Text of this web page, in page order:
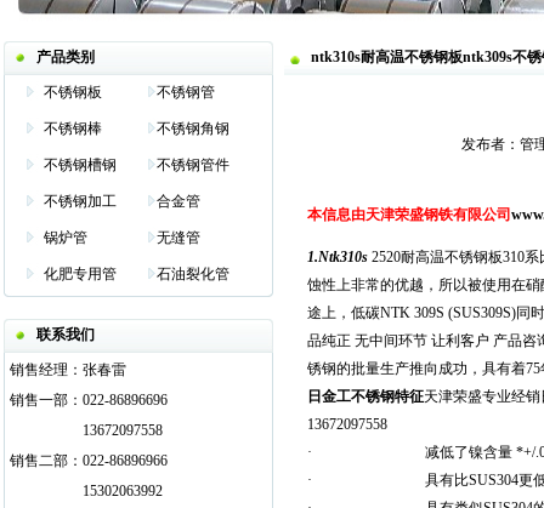
产品类别
不锈钢板 不锈钢管
不锈钢棒 不锈钢角钢
不锈钢槽钢 不锈钢管件
不锈钢加工 合金管
锅炉管 无缝管
化肥专用管 石油裂化管
联系我们
销售经理： 张春雷
销售一部： 022-86896696
13672097558
销售二部： 022-86896966
15302063992
ntk310s耐高温不锈钢板ntk309s不
发布者：管
本信息由天津荣盛钢铁有限公司
1.Ntk310s 2520耐高温不锈钢板310
蚀性上非常的优越，所以被使用在
途上，低碳NTK 309S (SUS309S)
品纯正 无中间环节 让利客户 产品咨
锈钢的批量生产推向成功，具有着
日金工不锈钢特征天津荣盛专业经
13672097558
· 减低了镍含量 *+/
· 具有比SUS304更低的